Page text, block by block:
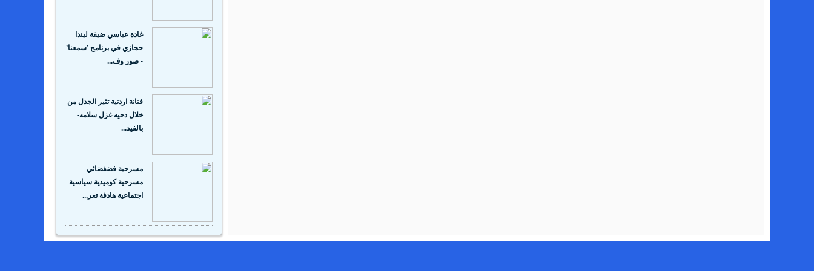
غادة عباسي ضيفة ليندا
حجازي في برنامج ’سمعنا’
- صور وف...
فنانة اردنية تثير الجدل من
خلال دحيه غزل سلامه-
بالفيد...
مسرحية فضفضائي
مسرحية كوميدية سياسية
اجتماعية هادفة تعر...